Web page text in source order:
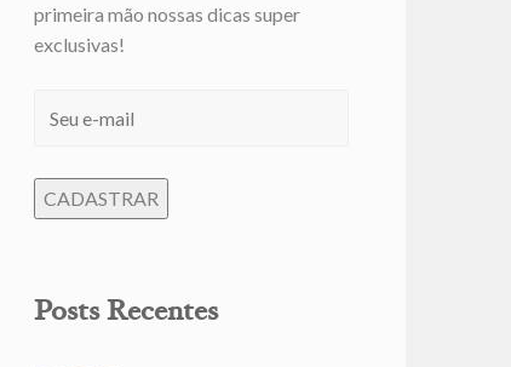
primeira mão nossas dicas super
exclusivas!
Posts Recentes